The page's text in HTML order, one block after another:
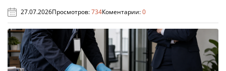
27.07.2026Просмотров:734Коментарии:0